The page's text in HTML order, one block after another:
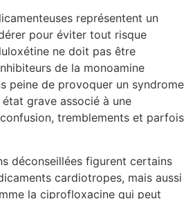
représentent un
pour éviter tout risque
ne doit pas être
de la monoamine
peine de provoquer un syndrome
grave associé à une
tremblements et parfois
déconseillées figurent certains
cardiotropes, mais aussi
la ciprofloxacine qui peut